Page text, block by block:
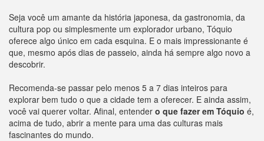
Seja você um amante da história japonesa, da gastronomia, da
cultura pop ou simplesmente um explorador urbano, Tóquio
oferece algo único em cada esquina. E o mais impressionante é
que, mesmo após dias de passeio, ainda há sempre algo novo a
descobrir.
Recomenda-se passar pelo menos 5 a 7 dias inteiros para
explorar bem tudo o que a cidade tem a oferecer. E ainda assim,
você vai querer voltar. Afinal, entender o que fazer em Tóquio é,
acima de tudo, abrir a mente para uma das culturas mais
fascinantes do mundo.